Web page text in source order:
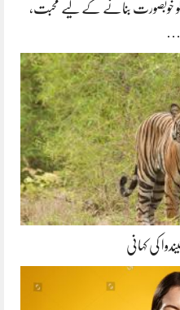
کو خوبصورت بنانے کے لیے محبت،
کی کہانی